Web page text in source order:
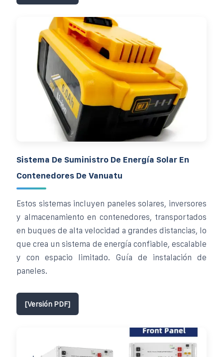
Sistema De Suministro De Energía Solar En
Contenedores De Vanuatu
Estos sistemas incluyen paneles solares, inversores
y almacenamiento en contenedores, transportados
en buques de alta velocidad a grandes distancias, lo
que crea un sistema de energía confiable, escalable
y con espacio limitado. Guía de instalación de
paneles.
[Versión PDF]